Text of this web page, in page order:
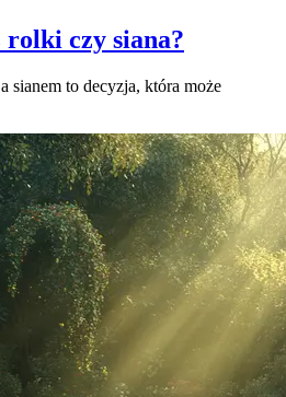
rolki czy siana?
sianem to decyzja, która może